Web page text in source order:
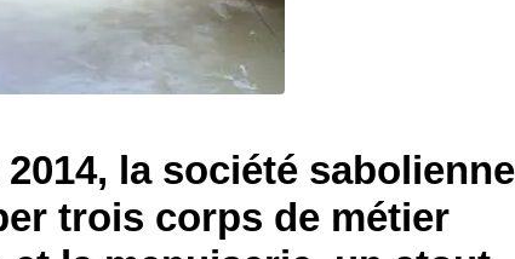
la société
trois corps de métier